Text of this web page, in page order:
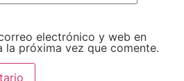
electrónico y web en
la próxima vez que comente.